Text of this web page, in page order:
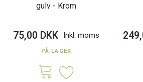
gulv - Krom
75,00 DKK Inkl. moms
PÅ LAGER